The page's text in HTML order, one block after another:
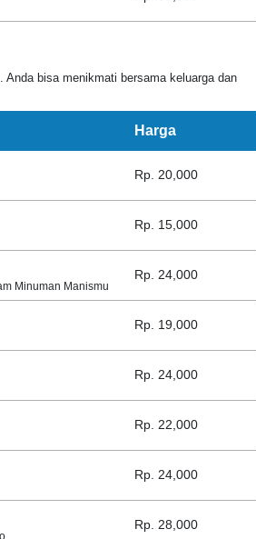
Anda bisa menikmati bersama keluarga dan
Harga
Rp. 20,000
Rp. 15,000
Minuman Manismu
Rp. 24,000
Rp. 19,000
Rp. 24,000
Rp. 22,000
Rp. 24,000
Rp. 28,000